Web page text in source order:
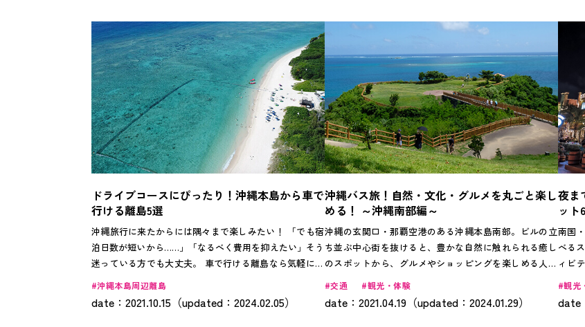
一方です。今回は、数ある店舗の中から押さえておきた
い4店舗を紹介します。
ドライブコースにぴったり！沖縄本島から車で
行ける離島5選
沖縄旅行に来たからには隅々まで楽しみたい！ 「でも宿
泊日数が短いから……」「なるべく費用を抑えたい」そう
迷っている方でも大丈夫。 車で行ける離島なら気軽に訪
れることができます。 人気の古宇利島や瀬長島はもちろ
ん、おすすめの離島をピックアップ！ 旅のメインに、ド
ライブがてらに、楽しめること間違いなしの離島別おす
沖縄本島周辺離島
date：2021.10.15（updated：2024.02.05）
沖縄バス旅！自然・文化・グルメを丸ごと楽し
める！ ～沖縄南部編～
沖縄の玄関口・那覇空港のある沖縄本島南部。ビルの立
ち並ぶ中心街を抜けると、豊かな自然に触れられる癒し
のスポットから、グルメやショッピングを楽しめる人気
エリアまで、沖縄の魅力を楽しめる観光地が盛りだくさ
んです。路線バスや乗り合いバスなら、地元の人との出
会いも忘れられない旅の思い出になるかも…？ 今回は、
交通 観光・体験
date：2021.04.19（updated：2024.01.29）
夜ま
ット
南国
べる
ィビ
まで
紹介
ませ
観光
date